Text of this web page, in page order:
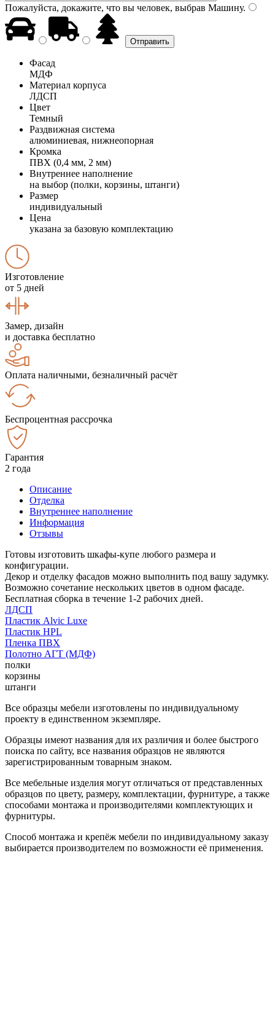
Пожалуйста, докажите, что вы человек, выбрав Машину.
Фасад
МДФ
Материал корпуса
ЛДСП
Цвет
Темный
Раздвижная система
алюминиевая, нижнеопорная
Кромка
ПВХ (0,4 мм, 2 мм)
Внутреннее наполнение
на выбор (полки, корзины, штанги)
Размер
индивидуальный
Цена
указана за базовую комплектацию
Изготовление
от 5 дней
Замер, дизайн
и доставка бесплатно
Оплата наличными, безналичный расчёт
Беспроцентная рассрочка
Гарантия
2 года
Описание
Отделка
Внутреннее наполнение
Информация
Отзывы
Готовы изготовить шкафы-купе любого размера и
конфигурации.
Декор и отделку фасадов можно выполнить под вашу задумку.
Возможно сочетание нескольких цветов в одном фасаде.
Бесплатная сборка в течение 1-2 рабочих дней.
ЛДСП
Пластик Alvic Luxe
Пластик HPL
Пленка ПВХ
Полотно АГТ (МДФ)
полки
корзины
штанги
Все образцы мебели изготовлены по индивидуальному
проекту в единственном экземпляре.
Образцы имеют названия для их различия и более быстрого
поиска по сайту, все названия образцов не являются
зарегистрированным товарным знаком.
Все мебельные изделия могут отличаться от представленных
образцов по цвету, размеру, комплектации, фурнитуре, а также
способами монтажа и производителями комплектующих и
фурнитуры.
Способ монтажа и крепёж мебели по индивидуальному заказу
выбирается производителем по возможности её применения.